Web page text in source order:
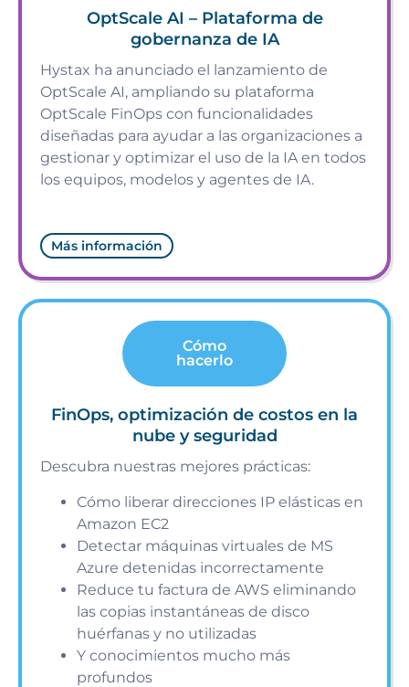
OptScale AI – Plataforma de
gobernanza de IA
Hystax ha anunciado el lanzamiento de
OptScale AI, ampliando su plataforma
OptScale FinOps con funcionalidades
diseñadas para ayudar a las organizaciones a
gestionar y optimizar el uso de la IA en todos
los equipos, modelos y agentes de IA.
Más información
Cómo
hacerlo
FinOps, optimización de costos en la
nube y seguridad
Descubra nuestras mejores prácticas:
Cómo liberar direcciones IP elásticas en
Amazon EC2
Detectar máquinas virtuales de MS
Azure detenidas incorrectamente
Reduce tu factura de AWS eliminando
las copias instantáneas de disco
huérfanas y no utilizadas
Y conocimientos mucho más
profundos